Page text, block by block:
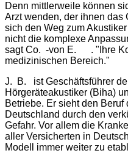
Denn mittlerweile können
Arzt wenden, der ihnen das
sich den Weg zum
nicht die komplexe
sagt Co. -von E. . "Ihre
medizinischen Bereich."
J. B. ist Geschäftsführer
Hörgeräteakustiker (Biha)
Betriebe. Er sieht den
Deutschland durch den
Gefahr. Vor allem die
aller Versicherten in
Modell immer weiter zu